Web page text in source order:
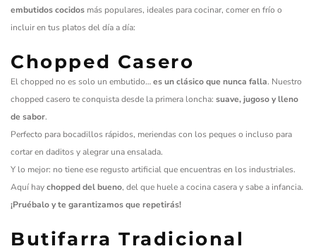
embutidos cocidos más populares, ideales para cocinar, comer en frío o
incluir en tus platos del día a día:
Chopped Casero
El chopped no es solo un embutido…es un clásico que nunca falla. Nuestro
chopped casero te conquista desde la primera loncha: suave, jugoso y lleno
de sabor.
Perfecto para bocadillos rápidos, meriendas con los peques o incluso para
cortar en daditos y alegrar una ensalada.
Y lo mejor: no tiene ese regusto artificial que encuentras en los industriales.
Aquí haychopped del bueno, del que huele a cocina casera y sabe a infancia.
¡Pruébalo y te garantizamos que repetirás!
Butifarra Tradicional